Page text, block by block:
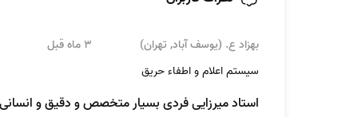
سرویس و بازرسی باید انجام شود را با تمام
معمولا توصیه می‌شود سیستم‌های هشداری که
بهزاد ع. (یوسف آباد, تهران) 3 ماه قبل
سیستم اعلام و اطفاء حریق
استاد میرزایی فردی بسیار متخصص و دقیق و